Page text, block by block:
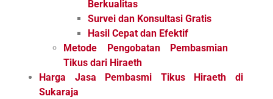
Berkualitas
Survei dan Konsultasi Gratis
Hasil Cepat dan Efektif
Metode Pengobatan Pembasmian
Tikus dari Hiraeth
Harga Jasa Pembasmi Tikus Hiraeth di
Sukaraja